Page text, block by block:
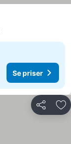
Se priser
Del